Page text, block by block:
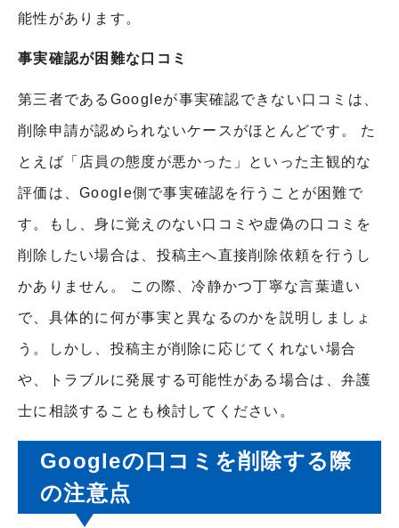
能性があります。
事実確認が困難な口コミ
第三者であるGoogleが事実確認できない口コミは、
削除申請が認められないケースがほとんどです。 た
とえば「店員の態度が悪かった」といった主観的な
評価は、Google側で事実確認を行うことが困難で
す。もし、身に覚えのない口コミや虚偽の口コミを
削除したい場合は、投稿主へ直接削除依頼を行うし
かありません。 この際、冷静かつ丁寧な言葉遣い
で、具体的に何が事実と異なるのかを説明しましょ
う。しかし、投稿主が削除に応じてくれない場合
や、トラブルに発展する可能性がある場合は、弁護
士に相談することも検討してください。
Googleの口コミを削除する際
の注意点